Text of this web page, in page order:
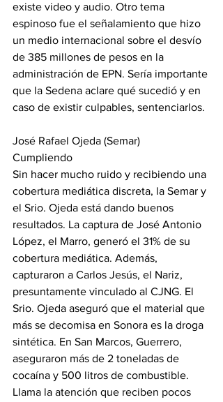
existe video y audio. Otro tema
espinoso fue el señalamiento que hizo
un medio internacional sobre el desvío
de 385 millones de pesos en la
administración de EPN. Sería importante
que la Sedena aclare qué sucedió y en
caso de existir culpables, sentenciarlos.
José Rafael Ojeda (Semar)
Cumpliendo
Sin hacer mucho ruido y recibiendo una
cobertura mediática discreta, la Semar y
el Srio. Ojeda está dando buenos
resultados. La captura de José Antonio
López, el Marro, generó el 31% de su
cobertura mediática. Además,
capturaron a Carlos Jesús, el Nariz,
presuntamente vinculado al CJNG. El
Srio. Ojeda aseguró que el material que
más se decomisa en Sonora es la droga
sintética. En San Marcos, Guerrero,
aseguraron más de 2 toneladas de
cocaína y 500 litros de combustible.
Llama la atención que reciben pocos